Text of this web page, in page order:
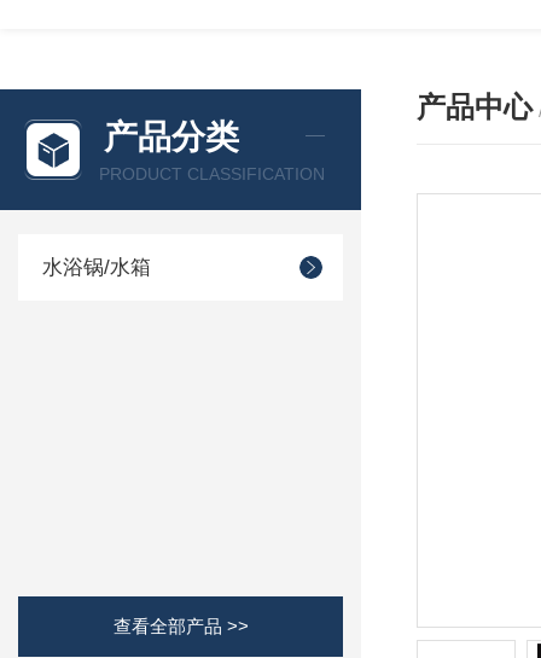
产品分类
PRODUCT CLASSIFICATION
水浴锅/水箱
查看全部产品 >>
产品中心